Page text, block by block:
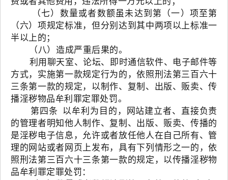
（七）数量或者数额虽未达到第（一）项至第
（六）项规定标准，但分别达到其中两项以上标准一
半以上的；
（八）造成严重后果的。
利用聊天室、论坛、即时通信软件、电子邮件等
方式，实施第一款规定行为的，依照刑法第三百六十
三条第一款的规定，以制作、复制、出版、贩卖、传
播淫秽物品牟利罪定罪处罚。
第四条 以牟利为目的，网站建立者、直接负责
的管理者明知他人制作、复制、出版、贩卖、传播的
是淫秽电子信息，允许或者放任他人在自己所有、管
理的网站或者网页上发布，具有下列情形之一的，依
照刑法第三百六十三条第一款的规定，以传播淫秽物
品牟利罪定罪处罚：